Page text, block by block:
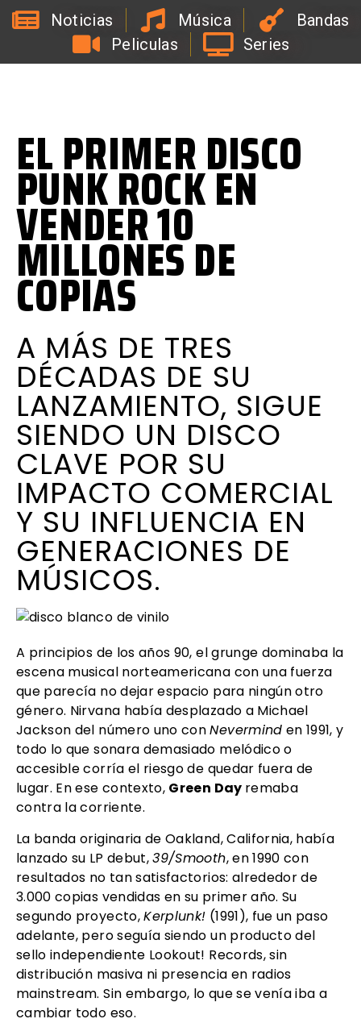
Noticias Música
Bandas
Peliculas
Series
EL PRIMER DISCO
PUNK ROCK EN
VENDER 10
MILLONES DE
COPIAS
A MÁS DE TRES
DÉCADAS DE SU
LANZAMIENTO, SIGUE
SIENDO UN DISCO
CLAVE POR SU
IMPACTO COMERCIAL
Y SU INFLUENCIA EN
GENERACIONES DE
MÚSICOS.
A principios de los años 90, el grunge dominaba la
escena musical norteamericana con una fuerza
que parecía no dejar espacio para ningún otro
género. Nirvana había desplazado a Michael
Jackson del número uno conNevermind en 1991, y
todo lo que sonara demasiado melódico o
accesible corría el riesgo de quedar fuera de
lugar. En ese contexto, Green Day remaba
contra la corriente.
La banda originaria de Oakland, California, había
lanzado su LP debut,39/Smooth, en 1990 con
resultados no tan satisfactorios: alrededor de
3.000 copias vendidas en su primer año. Su
segundo proyecto,Kerplunk! (1991), fue un paso
adelante, pero seguía siendo un producto del
sello independiente Lookout! Records, sin
distribución masiva ni presencia en radios
mainstream. Sin embargo, lo que se venía iba a
cambiar todo eso.